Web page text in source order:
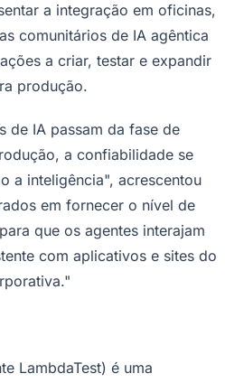
a integração em oficinas,
comunitários de IA agêntica
a criar, testar e expandir
produção.
de IA passam da fase de
a confiabilidade se
a inteligência", acrescentou
em fornecer o nível de
que os agentes interajam
com aplicativos e sites do
LambdaTest) é uma